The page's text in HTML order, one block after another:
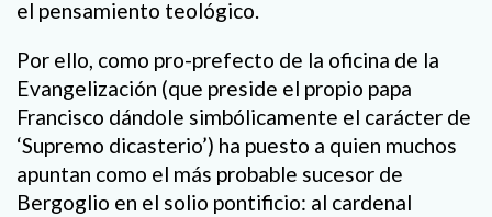
el pensamiento teológico.
Por ello, como pro-prefecto de la oficina de la
Evangelización (que preside el propio papa
Francisco dándole simbólicamente el carácter de
‘Supremo dicasterio’) ha puesto a quien muchos
apuntan como el más probable sucesor de
Bergoglio en el solio pontificio: al cardenal